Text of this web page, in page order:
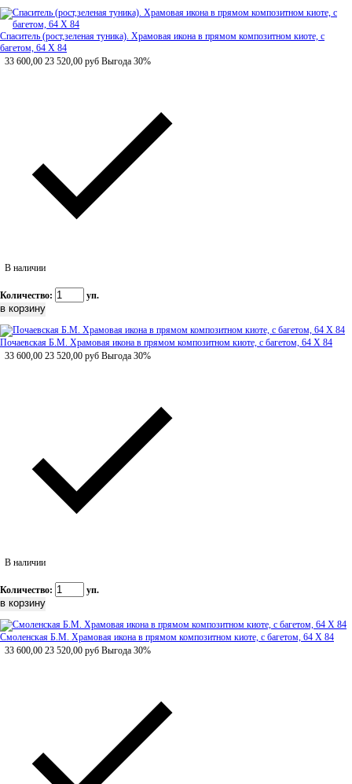
Спаситель (рост,зеленая туника). Храмовая икона в прямом композитном киоте, с
багетом, 64 Х 84
33 600,00 23 520,00 руб Выгода 30%
В наличии
Количество: уп.
Почаевская Б.М. Храмовая икона в прямом композитном киоте, с багетом, 64 Х 84
33 600,00 23 520,00 руб Выгода 30%
В наличии
Количество: уп.
Смоленская Б.М. Храмовая икона в прямом композитном киоте, с багетом, 64 Х 84
33 600,00 23 520,00 руб Выгода 30%